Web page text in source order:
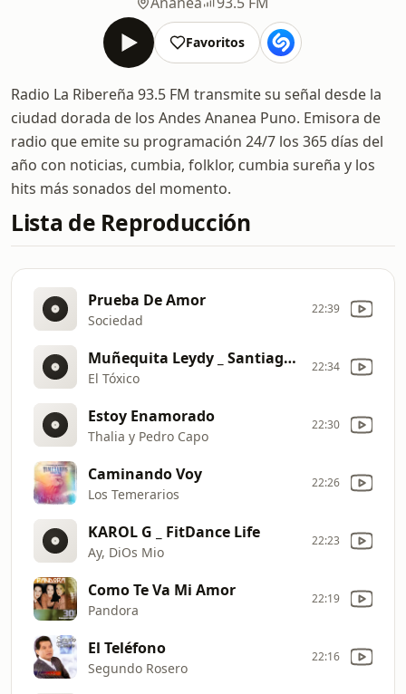
Favoritos
Radio La Ribereña 93.5 FM transmite su señal desde la
ciudad dorada de los Andes Ananea Puno. Emisora de
radio que emite su programación 24/7 los 365 días del
año con noticias, cumbia, folklor, cumbia sureña y los
hits más sonados del momento.
Lista de Reproducción
Prueba De Amor
Sociedad
22:39
Muñequita Leydy _ Santiago 2025 (Video Oficial)
El Tóxico
22:34
Estoy Enamorado
Thalia y Pedro Capo
22:30
Caminando Voy
Los Temerarios
22:26
KAROL G _ FitDance Life
Ay, DiOs Mio
22:23
Como Te Va Mi Amor
Pandora
22:19
El Teléfono
Segundo Rosero
22:16